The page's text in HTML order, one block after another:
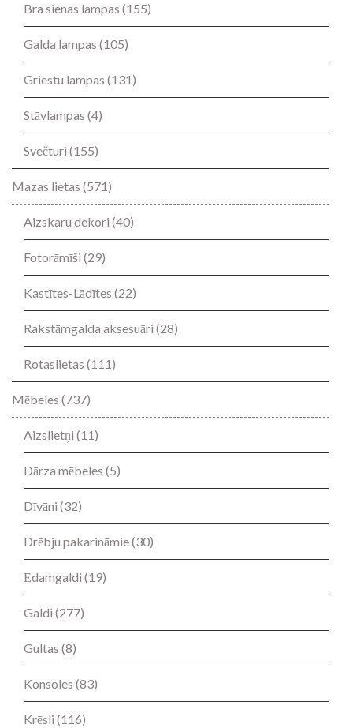
Bra sienas lampas (155)
Galda lampas (105)
Griestu lampas (131)
Stāvlampas (4)
Svečturi (155)
Mazas lietas (571)
Aizskaru dekori (40)
Fotorāmīši (29)
Kastītes-Lādītes (22)
Rakstāmgalda aksesuāri (28)
Rotaslietas (111)
Mēbeles (737)
Aizslietņi (11)
Dārza mēbeles (5)
Dīvāni (32)
Drēbju pakarināmie(30)
Ēdamgaldi (19)
Galdi (277)
Gultas (8)
Konsoles (83)
Krēsli (116)